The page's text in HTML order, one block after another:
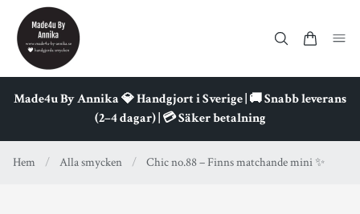
Made4u By Annika 💎 Handgjort i Sverige | 🚚 Snabb leverans
(2–4 dagar) | 💳 Säker betalning
Hem / Alla smycken / Chic no.88 – Finns matchande mini ✨